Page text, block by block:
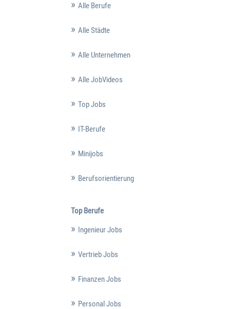
Alle Berufe
Alle Städte
Alle Unternehmen
Alle JobVideos
Top Jobs
IT-Berufe
Minijobs
Berufsorientierung
Top Berufe
Ingenieur Jobs
Vertrieb Jobs
Finanzen Jobs
Personal Jobs